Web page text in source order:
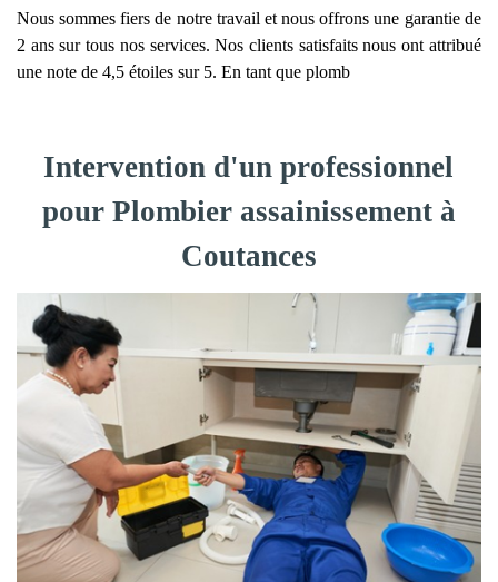
Nous sommes fiers de notre travail et nous offrons une garantie de
2 ans sur tous nos services. Nos clients satisfaits nous ont attribué
une note de 4,5 étoiles sur 5. En tant que plomb
Intervention d'un professionnel
pour Plombier assainissement à
Coutances